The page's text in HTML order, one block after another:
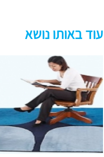
עוד באותו נושא